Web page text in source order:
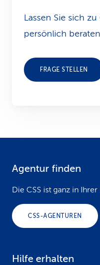
Lassen Sie sich
persönlich
FRAGE STELLEN
Agentur finden
Die CSS ist ganz in Ihrer
CSS-AGENTUREN
Hilfe erhalten